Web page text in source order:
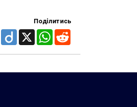
Поділитись
Messenger
Diigo X WhatsApp